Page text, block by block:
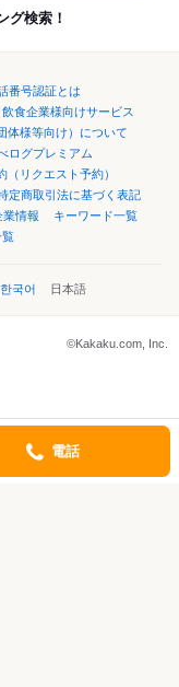
グ検索！
番号認証とは
食企業様向けサービス
体様等向け）について
ログプレミアム
（リクエスト予約）
定商取引法に基づく表記
業情報
キーワード一覧
한국어 日本語
©Kakaku.com, Inc.
電話